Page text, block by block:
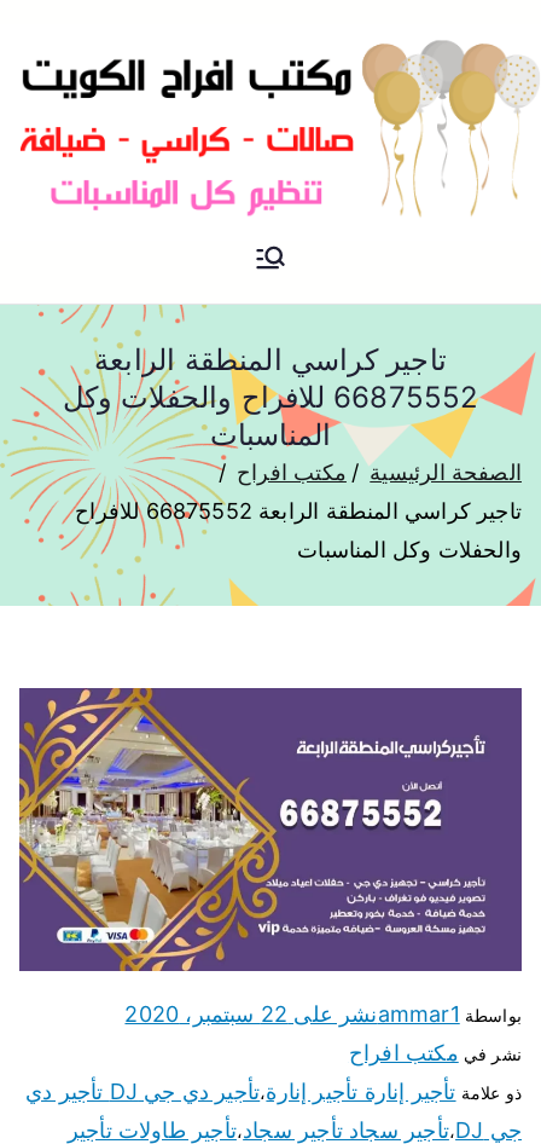
مكتب افراح و مناسبات و زواج و
تاجير كراسي المنطقة الرابعة
66875552 للافراح والحفلات وكل
المناسبات
الصفحة الرئيسية
مكتب افراح
تاجير كراسي المنطقة الرابعة 66875552 للافراح
والحفلات وكل المناسبات
بواسطة ammar1نشر على 22 سبتمبر، 2020
نشر في مكتب افراح
ذو علامة تأجير إنارة تأجير إنارة،
تأجير دي جي DJ تأجير دي
جي DJ
،تأجير سجاد تأجير سجاد،تأجير طاولات تأجير